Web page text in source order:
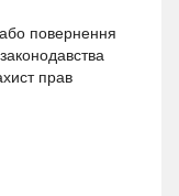
повернення
прав